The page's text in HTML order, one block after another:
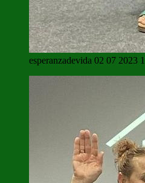
esperanzadevida 02 07 2023 1